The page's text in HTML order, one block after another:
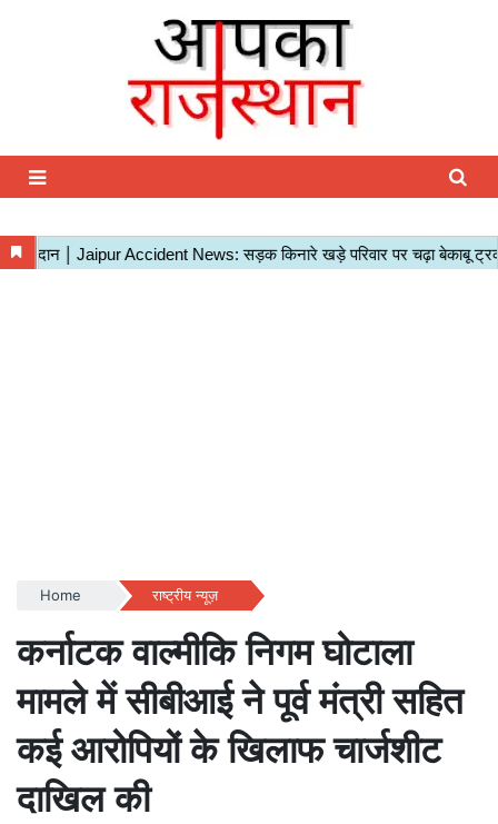
Home राष्ट्रीय न्यूज़
कर्नाटक वाल्मीकि निगम घोटाला
मामले में सीबीआई ने पूर्व मंत्री सहित
कई आरोपियों के खिलाफ चार्जशीट
दाखिल की